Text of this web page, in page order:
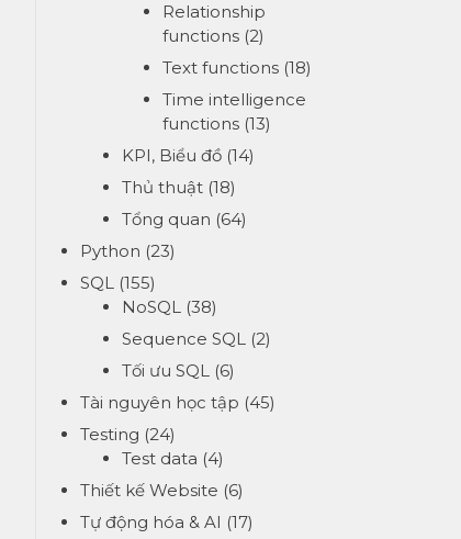
Relationship
functions (2)
Text functions (18)
Time intelligence
functions (13)
KPI, Biểu đồ(14)
Thủ thuật(18)
Tổng quan (64)
Python (23)
SQL (155)
NoSQL(38)
Sequence SQL(2)
Tối ưu SQL(6)
Tài nguyên học tập (45)
Testing (24)
Test data (4)
Thiết kế Website (6)
Tự động hóa & AI (17)